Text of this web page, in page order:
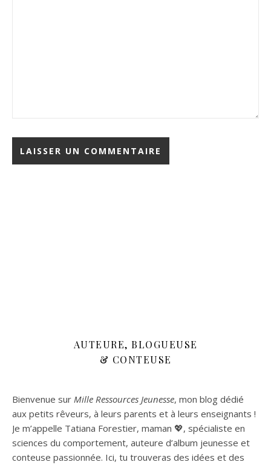
AUTEURE, BLOGUEUSE
& CONTEUSE
Bienvenue sur Mille Ressources Jeunesse, mon blog dédié
aux petits rêveurs, à leurs parents et à leurs enseignants !
Je m’appelle Tatiana Forestier, maman 💖, spécialiste en
sciences du comportement, auteure d’album jeunesse et
conteuse passionnée. Ici, tu trouveras des idées et des